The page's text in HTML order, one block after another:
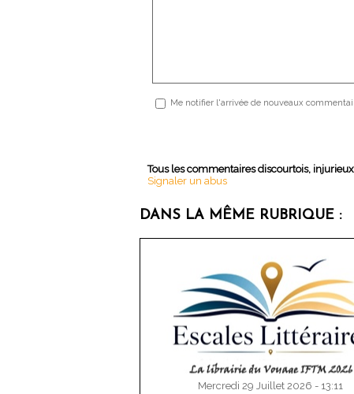
Me notifier l'arrivée de nouveaux
Tous les commentaires discourtois,
Signaler un abus
DANS LA MÊME RUBRIQUE :
Mercredi 29 Juillet 2026 - 13:11